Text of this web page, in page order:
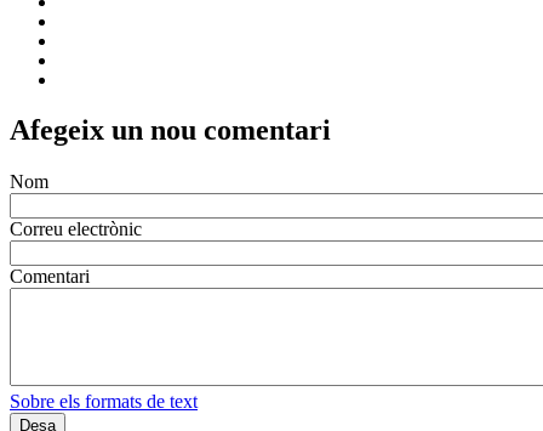
Afegeix un nou comentari
Nom
Correu electrònic
Comentari
Sobre els formats de text